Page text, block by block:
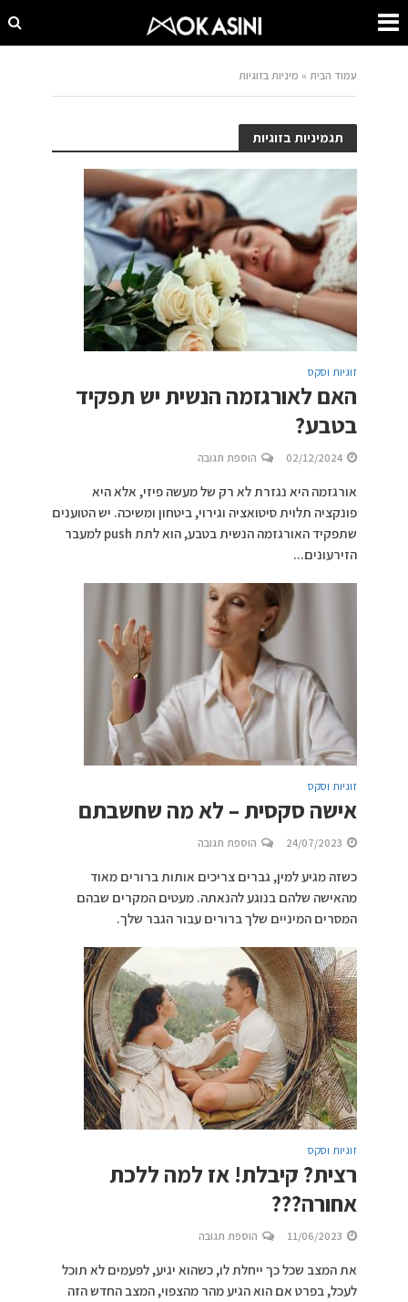
עמוד הבית » מיניות בזוגיות
תגמיניות בזוגיות
זוגיות וסקס
האם לאורגזמה הנשית יש תפקיד
בטבע?
02/12/2024 הוספת תגובה
אורגזמה היא נגזרת לא רק של מעשה פיזי, אלא היא
פונקציה תלוית סיטואציה וגירוי, ביטחון ומשיכה. יש הטוענים
שתפקיד האורגזמה הנשית בטבע, הוא לתת push למעבר
הזירעונים...
זוגיות וסקס
אישה סקסית – לא מה שחשבתם
24/07/2023 הוספת תגובה
כשזה מגיע למין, גברים צריכים אותות ברורים מאוד
מהאישה שלהם בנוגע להנאתה. מעטים המקרים שבהם
המסרים המיניים שלך ברורים עבור הגבר שלך.
זוגיות וסקס
רצית? קיבלת! אז למה ללכת
אחורה???
11/06/2023 הוספת תגובה
את המצב שכל כך ייחלת לו, כשהוא יגיע, לפעמים לא תוכל
לעכל, בפרט אם הוא הגיע מהר מהצפוי, המצב החדש הזה